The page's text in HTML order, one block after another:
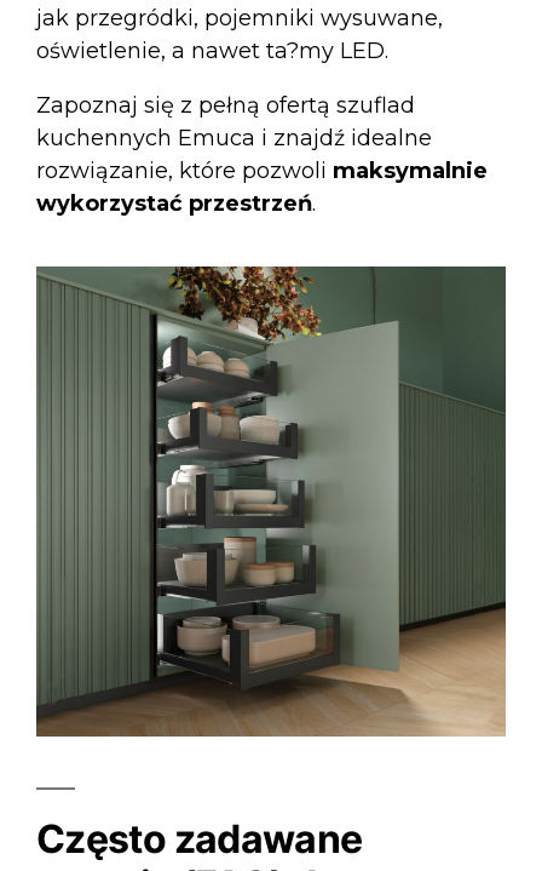
jak przegródki, pojemniki wysuwane,
oświetlenie, a nawet ta?my LED.
Zapoznaj się z pełną ofertą szuflad
kuchennych Emuca i znajdź idealne
rozwiązanie, które pozwoli maksymalnie
wykorzystać przestrzeń.
Często zadawane